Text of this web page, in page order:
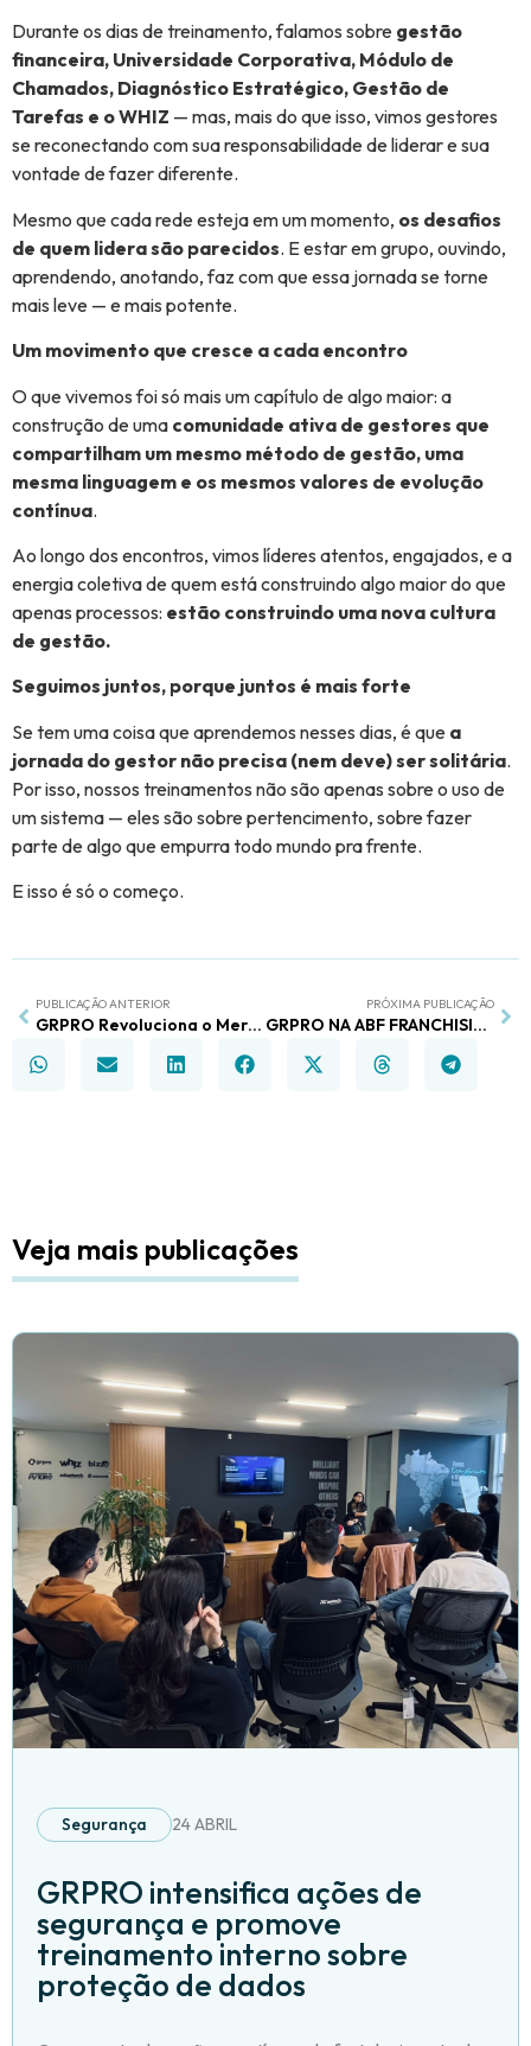
Durante os dias de treinamento, falamos sobre gestão
financeira, Universidade Corporativa, Módulo de
Chamados, Diagnóstico Estratégico, Gestão de
Tarefas e o WHIZ — mas, mais do que isso, vimos gestores
se reconectando com sua responsabilidade de liderar e sua
vontade de fazer diferente.
Mesmo que cada rede esteja em um momento, os desafios
de quem lidera são parecidos. E estar em grupo, ouvindo,
aprendendo, anotando, faz com que essa jornada se torne
mais leve — e mais potente.
Um movimento que cresce a cada encontro
O que vivemos foi só mais um capítulo de algo maior: a
construção de uma comunidade ativa de gestores que
compartilham um mesmo método de gestão, uma
mesma linguagem e os mesmos valores de evolução
contínua.
Ao longo dos encontros, vimos líderes atentos, engajados, e a
energia coletiva de quem está construindo algo maior do que
apenas processos: estão construindo uma nova cultura
de gestão.
Seguimos juntos, porque juntos é mais forte
Se tem uma coisa que aprendemos nesses dias, é que a
jornada do gestor não precisa (nem deve) ser solitária.
Por isso, nossos treinamentos não são apenas sobre o uso de
um sistema — eles são sobre pertencimento, sobre fazer
parte de algo que empurra todo mundo pra frente.
E isso é só o começo.
PUBLICAÇÃO ANTERIOR
GRPRO Revoluciona o Mercado com IA Inédita e Solução de Chamados Inovadora: O Futuro é Agora!
PRÓXIMA PUBLICAÇÃO
GRPRO NA ABF FRANCHISING EXPO 2025: Inteligência de mercado e conexões estratégicas
Veja mais publicações
Segurança 24 ABRIL
GRPRO intensifica ações de
segurança e promove
treinamento interno sobre
proteção de dados